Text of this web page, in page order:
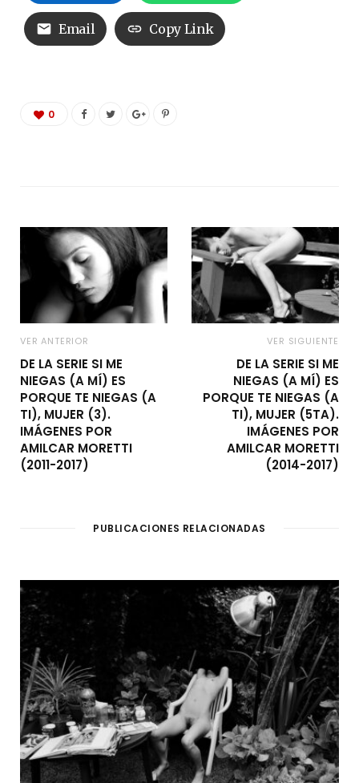
Email Copy Link
0
VER ANTERIOR
DE LA SERIE SI ME
NIEGAS (A MÍ) ES
PORQUE TE NIEGAS (A
TI), MUJER (3).
IMÁGENES POR
AMILCAR MORETTI
(2011-2017)
VER SIGUIENTE
DE LA SERIE SI ME
NIEGAS (A MÍ) ES
PORQUE TE NIEGAS (A
TI), MUJER (5TA).
IMÁGENES POR
AMILCAR MORETTI
(2014-2017)
PUBLICACIONES RELACIONADAS